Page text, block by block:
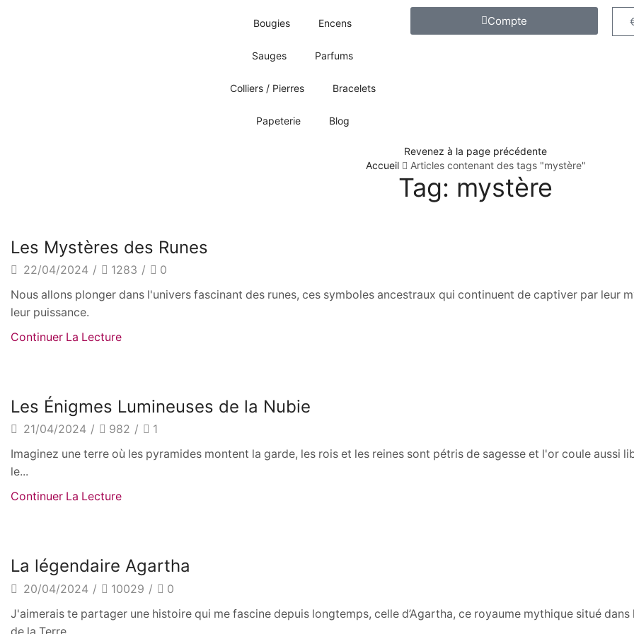
Bougies Encens
Sauges Parfums
Colliers / Pierres Bracelets
Papeterie Blog
Compte
Revenez à la page précédente
Accueil
Articles contenant des tags "mystère"
Tag: mystère
Divination
Les Mystères des Runes
22/04/2024 / 1283 /
0
Nous allons plonger dans l'univers fascinant des runes, ces symboles ancestraux qui continuent de captiver par leur
leur puissance.
Continuer La Lecture
Légendes
Les Énigmes Lumineuses de la Nubie
21/04/2024 / 982 /
1
Imaginez une terre où les pyramides montent la garde, les rois et les reines sont pétris de sagesse et l'or coule aussi
le...
Continuer La Lecture
Légendes
La légendaire Agartha
20/04/2024 / 10029 /
0
J'aimerais te partager une histoire qui me fascine depuis longtemps, celle d’Agartha, ce royaume mythique situé dans